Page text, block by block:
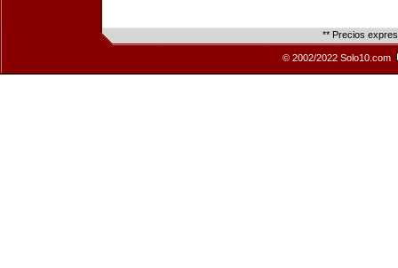
** Precios
© 2002/2022 Solo10.com